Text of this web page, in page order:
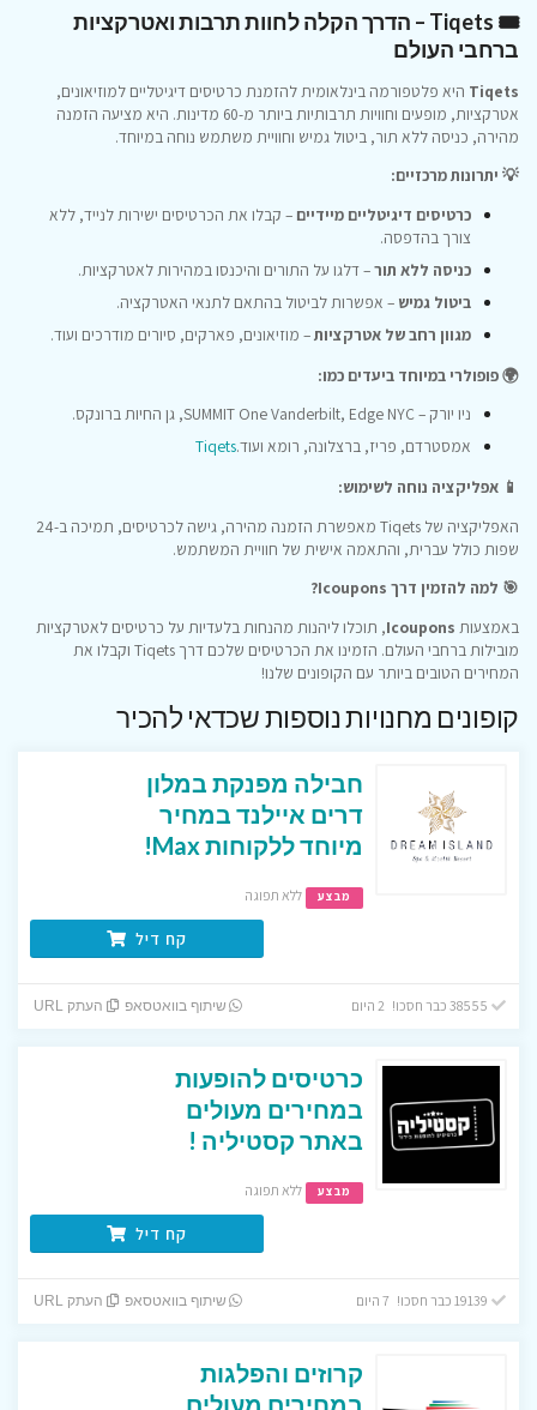
🎟️ Tiqets – הדרך הקלה לחוות תרבות ואטרקציות
ברחבי העולם
Tiqets היא פלטפורמה בינלאומית להזמנת כרטיסים דיגיטליים למוזיאונים,
אטרקציות, מופעים וחוויות תרבותיות ביותר מ-60 מדינות.
היא מציעה הזמנה
מהירה, כניסה ללא תור, ביטול גמיש וחוויית משתמש נוחה במיוחד.
💡 יתרונות מרכזיים:
כרטיסים דיגיטליים מיידיים – קבלו את הכרטיסים ישירות לנייד, ללא
צורך בהדפסה.
כניסה ללא תור– דלגו על התורים והיכנסו במהירות לאטרקציות.
ביטול גמיש – אפשרות לביטול בהתאם לתנאי האטרקציה.
מגוון רחב של אטרקציות– מוזיאונים, פארקים, סיורים מודרכים ועוד.
🌍 פופולרי במיוחד ביעדים כמו:
ניו יורק – SUMMIT One Vanderbilt, Edge NYC, גן החיות ברונקס.
אמסטרדם, פריז, ברצלונה, רומא ועוד.Tiqets
📱 אפליקציה נוחה לשימוש:
האפליקציה של Tiqets מאפשרת הזמנה מהירה, גישה לכרטיסים, תמיכה ב-24
שפות כולל עברית, והתאמה אישית של חוויית המשתמש.
🎯 למה להזמין דרך Icoupons?
באמצעות Icoupons, תוכלו ליהנות מהנחות בלעדיות על כרטיסים לאטרקציות
מובילות ברחבי העולם.
הזמינו את הכרטיסים שלכם דרך Tiqets וקבלו את
המחירים הטובים ביותר עם הקופונים שלנו!
קופונים מחנויות נוספות שכדאי להכיר
חבילה מפנקת במלון
דרים איילנד במחיר
מיוחד ללקוחות Max!
מבצע ללא תפוגה
קח דיל
שיתוף בוואטסאפ העתק URL
כרטיסים להופעות
במחירים מעולים
באתר קסטיליה !
מבצע ללא תפוגה
קח דיל
שיתוף בוואטסאפ העתק URL
קרוזים והפלגות